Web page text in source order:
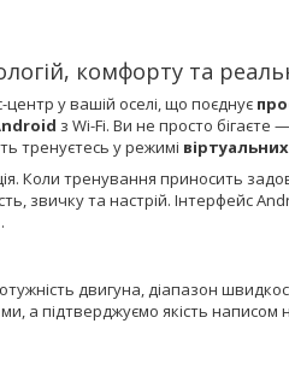
комфорту та
у вашій оселі, що поєднує
з Wi-Fi. Ви не просто бігаєте
тренуєтесь у режимі
Коли тренування приносить
звичку та настрій. Інтерфейс
двигуна, діапазон
а підтверджуємо якість написом